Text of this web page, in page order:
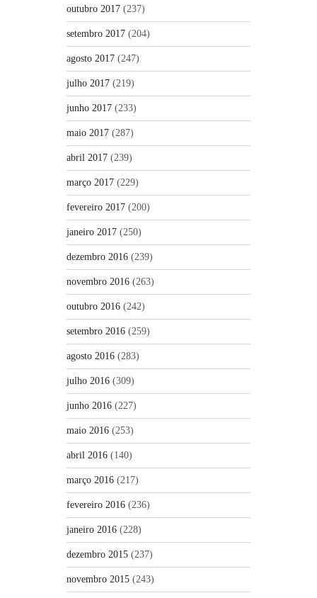
outubro 2017 (237)
setembro 2017 (204)
agosto 2017 (247)
julho 2017 (219)
junho 2017 (233)
maio 2017 (287)
abril 2017 (239)
março 2017 (229)
fevereiro 2017 (200)
janeiro 2017 (250)
dezembro 2016 (239)
novembro 2016 (263)
outubro 2016 (242)
setembro 2016 (259)
agosto 2016 (283)
julho 2016 (309)
junho 2016 (227)
maio 2016 (253)
abril 2016 (140)
março 2016 (217)
fevereiro 2016 (236)
janeiro 2016 (228)
dezembro 2015 (237)
novembro 2015 (243)